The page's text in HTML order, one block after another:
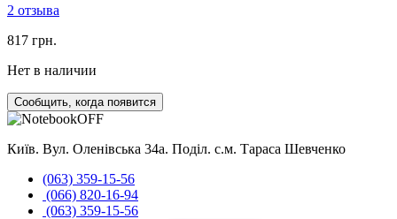
2 отзыва
817 грн.
Нет в наличии
Сообщить, когда появится
Київ. Вул. Оленівська 34а. Поділ. с.м. Тараса Шевченко
(063) 359-15-56
(066) 820-16-94
(063) 359-15-56